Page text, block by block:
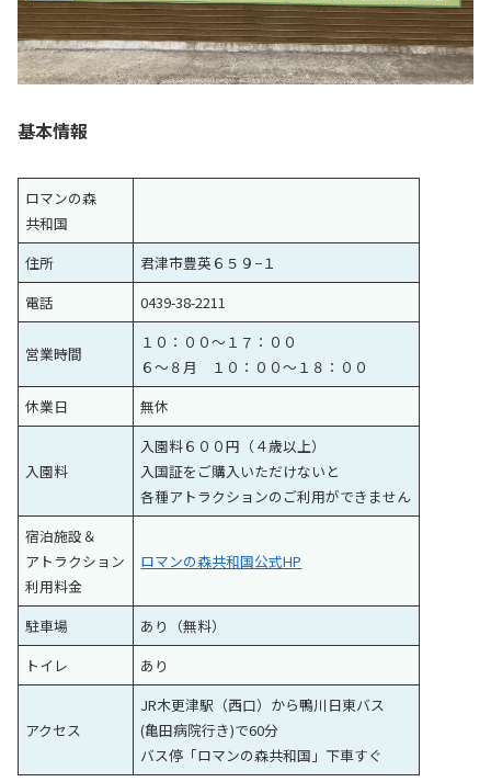
基本情報
ロマンの森
共和国
住所
君津市豊英６５９−１
電話
0439-38-2211
営業時間
１０：００〜１７：００
６〜８月 １０：００〜１８：００
休業日
無休
入園料
入園料６００円（４歳以上）
入国証をご購入いただけないと
各種アトラクションのご利用ができません
宿泊施設＆
アトラクション
利用料金
ロマンの森共和国公式HP
駐車場
あり（無料）
トイレ
あり
アクセス
JR木更津駅（西口）から鴨川日東バス
(亀田病院行き)で60分
バス停「ロマンの森共和国」下車すぐ